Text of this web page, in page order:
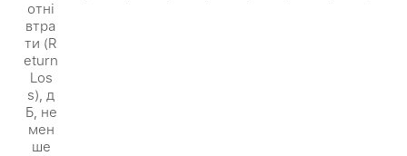
отні
втра
ти (R
eturn
Los
s), д
Б, не
мен
ше